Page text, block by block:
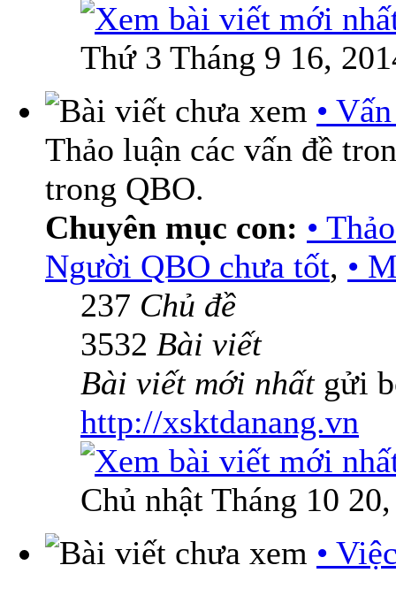
Thứ 3 Tháng 9 16,
•
Thảo luận các vấn đề
trong QBO.
Chuyên mục con: •
Người QBO chưa tốt, •
237 Chủ đề
3532 Bài viết
Bài viết mới nhấtgửi
http://xsktdanang.vn
Chủ nhật Tháng 10
•